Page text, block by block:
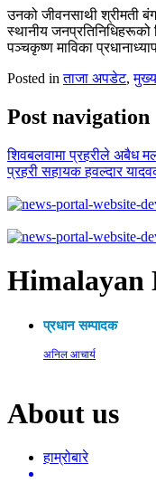
उनको जीवनसाथी श्रीमती
स्थानीय जनप्रतिनिधिहरूको
पञ्चकृष्ण माविका
Posted inताजा अपडेट,
Post navigation
शिवबलवामा प्रहरीले अबैध
प्रहरी सहायक हवल्दार
Himalayan
प्रधान सम्पादक
अनिल आचार्य
About us
हाम्रोबारे